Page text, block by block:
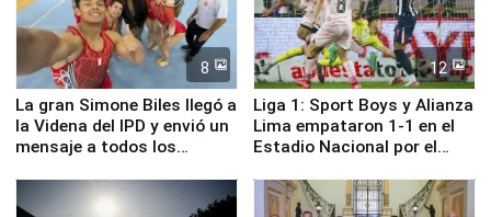
8
La gran Simone Biles llegó a
la Videna del IPD y envió un
mensaje a todos los
12
Liga 1: Sport Boys y Alianza
Lima empataron 1-1 en el
Estadio Nacional por el